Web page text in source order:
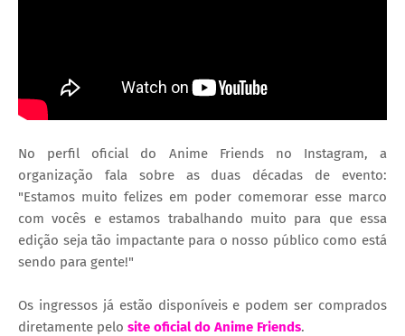
No perfil oficial do Anime Friends no Instagram, a
organização fala sobre as duas décadas de evento:
"Estamos muito felizes em poder comemorar esse marco
com vocês e estamos trabalhando muito para que essa
edição seja tão impactante para o nosso público como está
sendo para gente!"
Os ingressos já estão disponíveis e podem ser comprados
diretamente pelo site oficial do Anime Friends.